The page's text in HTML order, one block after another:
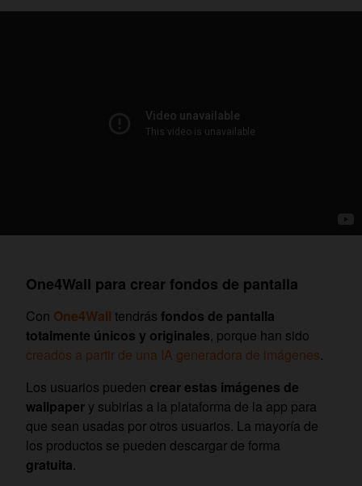
One4Wall para crear fondos de pantalla
Con One4Wall tendrás fondos de pantalla
totalmente únicos y originales, porque han sido
creados a partir de una IA generadora de imágenes.
Los usuarios pueden crear estas imágenes de
wallpaper y subirlas a la plataforma de la app para
que sean usadas por otros usuarios. La mayoría de
los productos se pueden descargar de forma
gratuita.